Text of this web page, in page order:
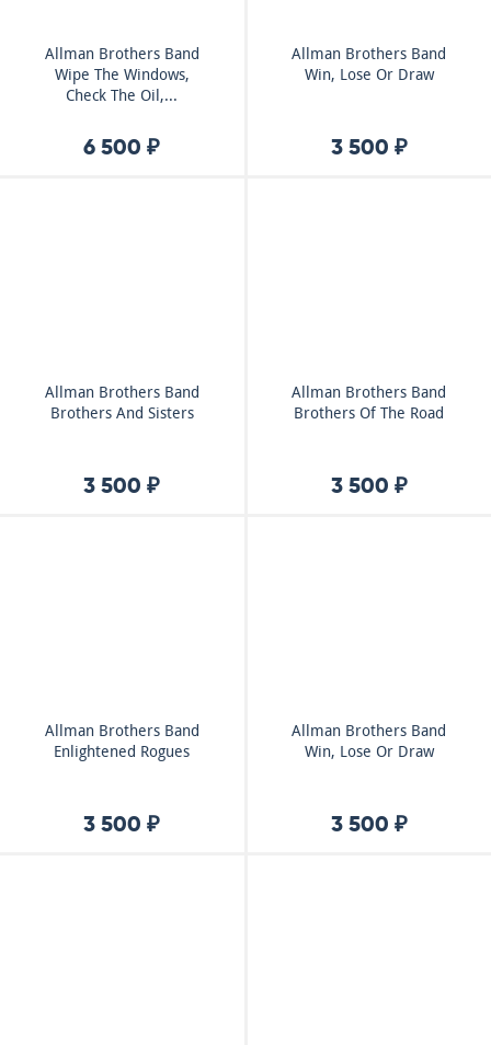
Allman Brothers Band
Wipe The Windows,
Check The Oil,...
6 500 ₽
Allman Brothers Band
Win, Lose Or Draw
3 500 ₽
Allman Brothers Band
Brothers And Sisters
3 500 ₽
Allman Brothers Band
Brothers Of The Road
3 500 ₽
Allman Brothers Band
Enlightened Rogues
3 500 ₽
Allman Brothers Band
Win, Lose Or Draw
3 500 ₽